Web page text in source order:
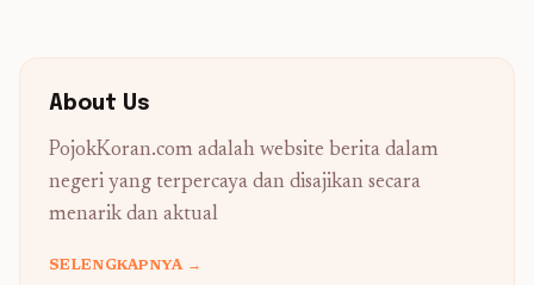
About Us
PojokKoran.com adalah website berita dalam
negeri yang terpercaya dan disajikan secara
menarik dan aktual
SELENGKAPNYA →